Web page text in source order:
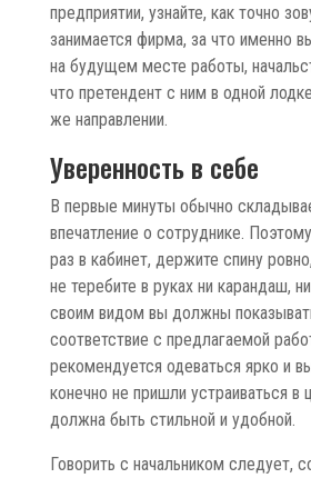
предприятии, узнайте, как точно
занимается фирма, за что именно
на будущем месте работы,
что претендент с ним в одной
же направлении.
Уверенность в себе
В первые минуты обычно
впечатление о сотруднике.
раз в кабинет, держите спину
не теребите в руках ни карандаш,
своим видом вы должны
соответствие с предлагаемой
рекомендуется одеваться ярко и
конечно не пришли устраиваться в
должна быть стильной и удобной.
Говорить с начальником следует,